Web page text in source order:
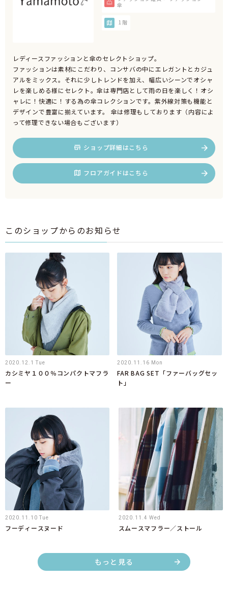
傘
1階
レディースファッションと傘のセレクトショップ。
ファッションは素材にこだわり、コンサバの中にエレガントとカジュ
アルをミックス。それに少しトレンドを加え、幅広いシーンでオシャ
レを楽しめる様にセレクト。傘は専門店として雨の日を楽しく！オシ
ャレに！快適に！する為の傘コレクションです。紫外線対策も機能と
デザインで豊富に揃えています。 傘は修理もしております（内容によ
って修理できない場合もございます）
ショップ詳細はこちら
フロアガイドはこちら
このショップからのお知らせ
2020.12.1 Tue
カシミヤ１００％コンパクトマフラ
ー
2020.11.16 Mon
FAR BAG SET「ファーバッグセッ
ト」
2020.11.10 Tue
フーディースヌード
2020.11.4 Wed
スムースマフラー／ストール
もっと見る